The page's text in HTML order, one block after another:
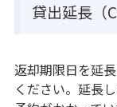
貸出延長（
返却期限日を延
ください。延長